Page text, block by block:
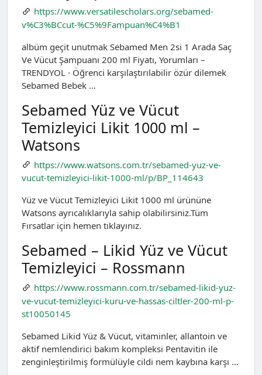
https://www.versatilescholars.org/sebamed-
v%C3%BCcut-%C5%9Fampuan%C4%B1
albüm geçit unutmak Sebamed Men 2si 1 Arada Saç
Ve Vücut Şampuanı 200 ml Fiyatı, Yorumları –
TRENDYOL · Öğrenci karşılaştırılabilir özür dilemek
Sebamed Bebek …
Sebamed Yüz ve Vücut
Temizleyici Likit 1000 ml –
Watsons
https://www.watsons.com.tr/sebamed-yuz-ve-
vucut-temizleyici-likit-1000-ml/p/BP_114643
Yüz ve Vücut Temizleyici Likit 1000 ml ürününe
Watsons ayrıcalıklarıyla sahip olabilirsiniz.Tüm
Fırsatlar için hemen tıklayınız.
Sebamed – Likid Yüz ve Vücut
Temizleyici – Rossmann
https://www.rossmann.com.tr/sebamed-likid-yuz-
ve-vucut-temizleyici-kuru-ve-hassas-ciltler-200-ml-p-
st10050145
Sebamed Likid Yüz & Vücut, vitaminler, allantoin ve
aktif nemlendirici bakım kompleksi Pentavitin ile
zenginleştirilmiş formülüyle cildi nem kaybına karşı …